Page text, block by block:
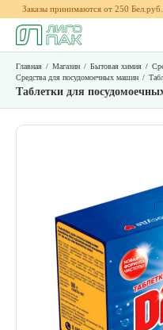
Заказы принимаются от 250
Главная / Магазин / Бытовая химия /
Средства для посудомоечных машин /
Таблетки для